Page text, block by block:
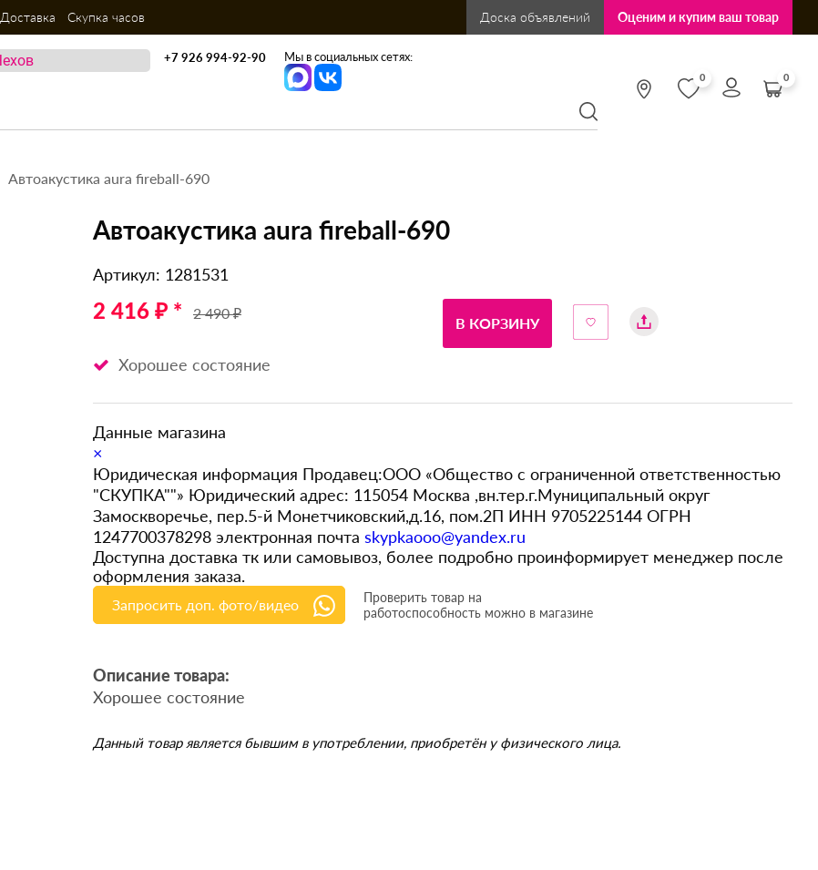
Доставка Скупка часов Доска объявлений Оценим и купим ваш товар
+7 926 994-92-90 Мы в социальных сетях:
0 0
Автоакустика aura fireball-690
Автоакустика aura fireball-690
Артикул: 1281531
2 416 ₽ * 2 490 ₽
Хорошее состояние
В КОРЗИНУ
Данные магазина
×
Юридическая информация Продавец:ООО «Общество с ограниченной ответственностью
"СКУПКА""» Юридический адрес: 115054 Москва ,вн.тер.г.Муниципальный округ
Замоскворечье, пер.5-й Монетчиковский,д.16, пом.2П ИНН 9705225144 ОГРН
1247700378298 электронная почта skypkaooo@yandex.ru
Доступна доставка тк или самовывоз, более подробно проинформирует менеджер после
оформления заказа.
Запросить доп. фото/видео
Проверить товар на
работоспособность можно в магазине
Описание товара:
Хорошее состояние
Данный товар является бывшим в употреблении, приобретён у физического лица.